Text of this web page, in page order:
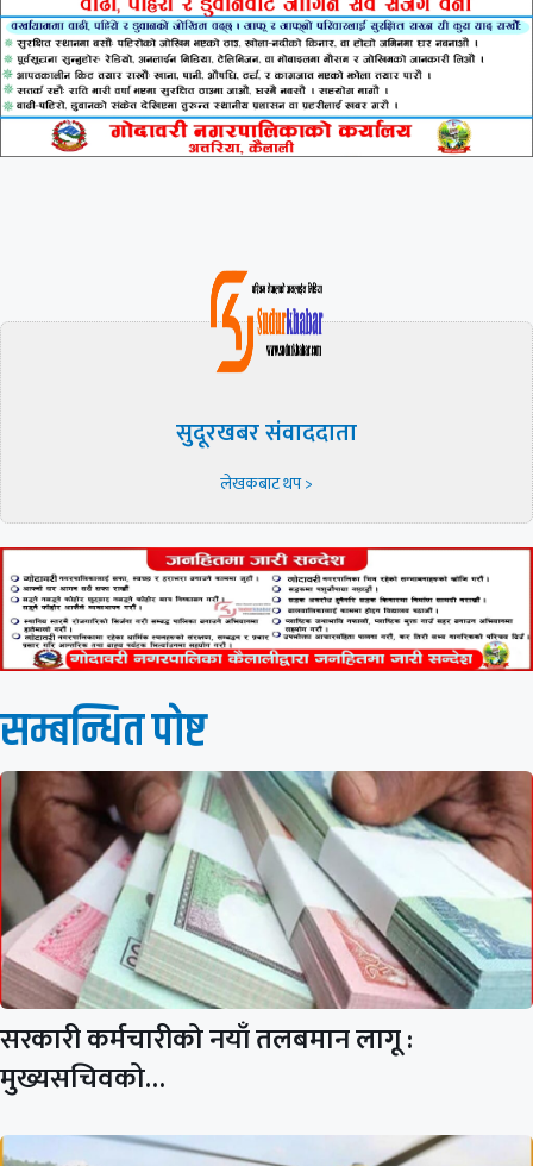
सुदूरखबर संवाददाता
लेखकबाट थप >
सम्बन्धित पाेष्ट
सरकारी कर्मचारीको नयाँ तलबमान लागू :
मुख्यसचिवको…